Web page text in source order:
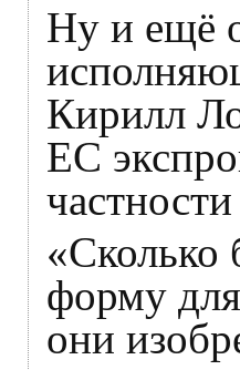
Ну и ещё
Кирилл
ЕС
форму
они